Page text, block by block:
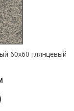
60х60 глянцевый